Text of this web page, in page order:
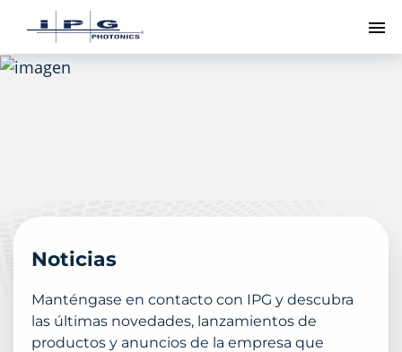
Noticias
Manténgase en contacto con IPG y descubra
las últimas novedades, lanzamientos de
productos y anuncios de la empresa que